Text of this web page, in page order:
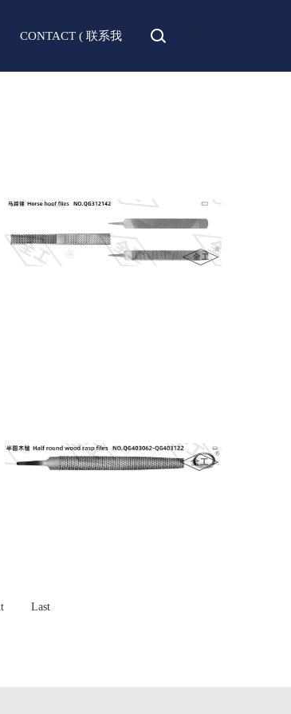
CONTACT ( 联系我
PRODUCT ( 产品 )>STEEL FILES ( 钢锉 )
Last